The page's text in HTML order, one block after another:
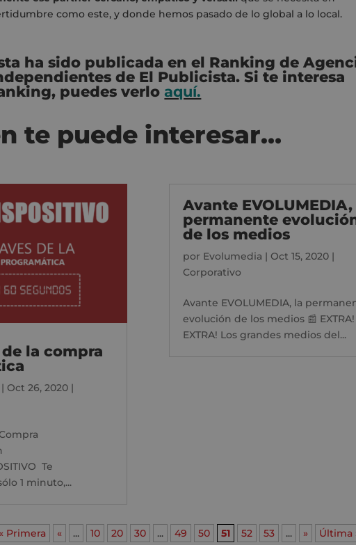
como este, y donde hemos pasado de lo global a lo local.
ha sido publicada en el Ranking de
de El Publicista. Si te interesa
puedes verlo aquí.
te puede interesar…
la compra
| Oct 26, 2020 |
Te
1 minuto,...
Avante EVOLUMEDIA,
permanente
de los medios
por Evolumedia | Oct 15, 2020|
Corporativo
Avante EVOLUMEDIA, la
evolución de los medios 📰 EXTRA!
EXTRA! Los grandes medios del...
« Primera « ... 10 20 30 ... 49 50 51 52 53 ... » Última